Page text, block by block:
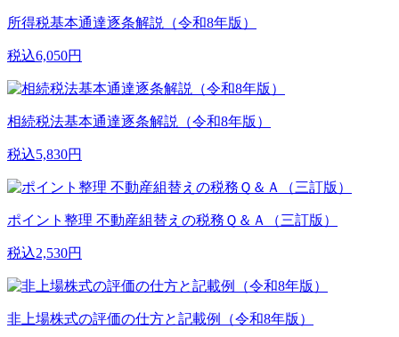
所得税基本通達逐条解説（令和8年版）
税込6,050円
相続税法基本通達逐条解説（令和8年版）
税込5,830円
ポイント整理 不動産組替えの税務Ｑ＆Ａ（三訂版）
税込2,530円
非上場株式の評価の仕方と記載例（令和8年版）